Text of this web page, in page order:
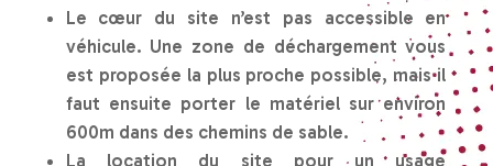
Le cœur du site n’est pas accessible en
véhicule. Une zone de déchargement vous
est proposée la plus proche possible, mais il
faut ensuite porter le matériel sur environ
600m dans des chemins de sable.
La location du site pour un usage